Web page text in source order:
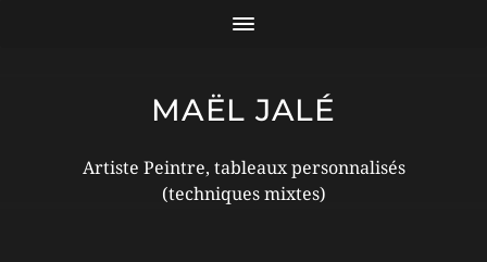
MAËL JALÉ
Artiste Peintre, tableaux personnalisés
(techniques mixtes)